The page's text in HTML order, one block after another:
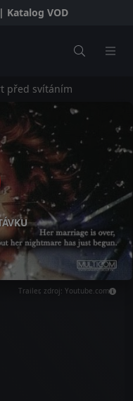
Katalog VOD
před svítáním
Trailer, zdroj: Youtube.com